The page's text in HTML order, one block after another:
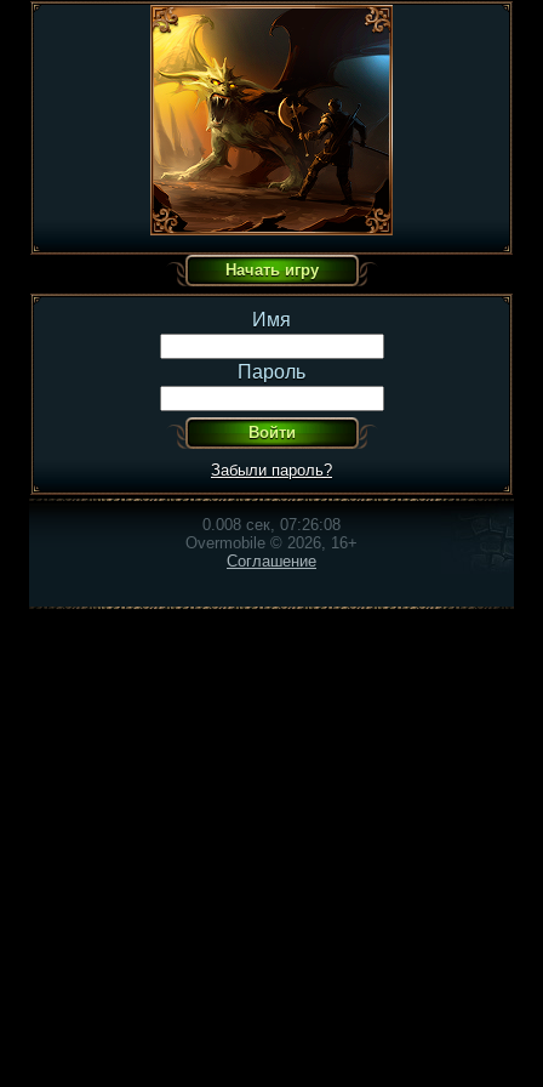
Имя
Пароль
Забыли пароль?
0.008 сек, 07:26:08
Overmobile © 2026, 16+
Соглашение